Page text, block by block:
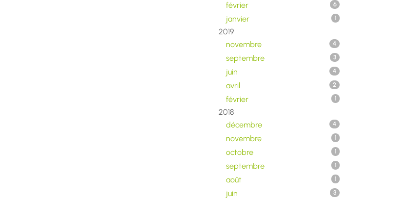
février 6
janvier 1
2019
novembre
4
septembre 3
juin 4
avril 2
février 1
2018
décembre
4
novembre 1
octobre 1
septembre 1
août 1
juin 3